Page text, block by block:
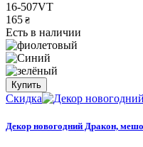
16-507VT
165 ₴
Есть в наличии
Купить
Скидка
Декор новогодний Дракон,